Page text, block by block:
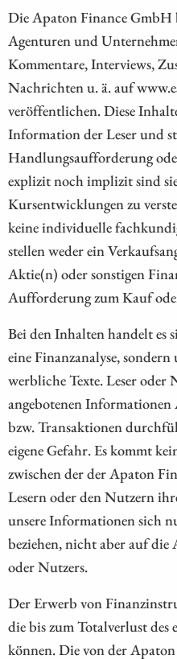
Die Apaton Finance GmbH
Agenturen und
Kommentare, Interviews,
Nachrichten u. ä. auf
veröffentlichen. Diese
Information der Leser und
Handlungsaufforderung
explizit noch implizit sind
Kursentwicklungen zu
keine individuelle
stellen weder ein
Aktie(n) oder sonstigen
Aufforderung zum Kauf
Bei den Inhalten handelt
eine Finanzanalyse,
werbliche Texte. Leser
angebotenen
bzw. Transaktionen
eigene Gefahr. Es kommt
zwischen der der Apaton
Lesern oder den Nutzern
unsere Informationen sich
beziehen, nicht aber auf die
oder Nutzers.
Der Erwerb von
die bis zum Totalverlust des
können. Die von der